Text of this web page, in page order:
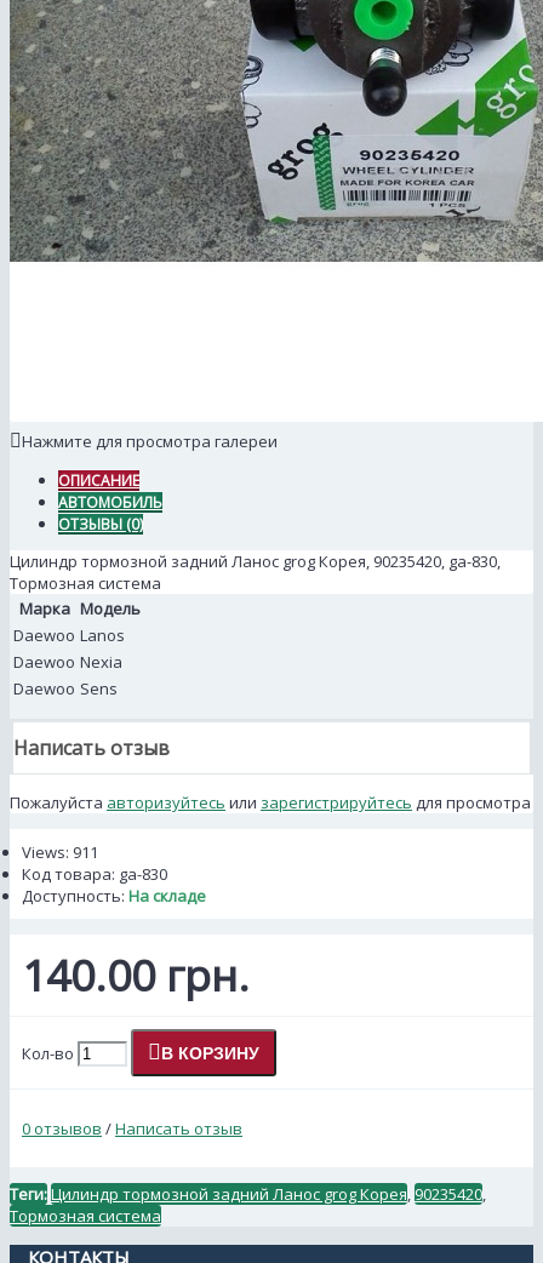
Нажмите для просмотра галереи
ОПИСАНИЕ
АВТОМОБИЛЬ
ОТЗЫВЫ (0)
Цилиндр тормозной задний Ланос grog Корея, 90235420, ga-830,
Тормозная система
Марка Модель
Daewoo Lanos
Daewoo Nexia
Daewoo Sens
Написать отзыв
Пожалуйста авторизуйтесь или зарегистрируйтесь для просмотра
Views: 911
Код товара: ga-830
Доступность: На складе
140.00 грн.
Кол-во В КОРЗИНУ
0 отзывов /Написать отзыв
Теги:Цилиндр тормозной задний Ланос grog Корея 90235420
Тормозная система
КОНТАКТЫ